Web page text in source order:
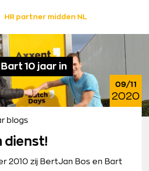
HR partner midden NL
10 jaar in
09/11
2020
blogs
dienst!
2010 zij BertJan Bos en Bart